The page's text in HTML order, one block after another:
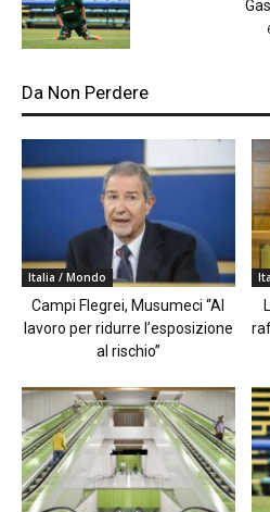
Da Non Perdere
Italia / Mondo
Campi Flegrei, Musumeci “Al
lavoro per ridurre l’esposizione
al rischio”